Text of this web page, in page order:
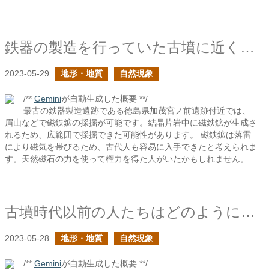
鉄器の製造を行っていた古墳に近くで天然磁石は採掘できるか？
2023-05-29 地形・地質 自然現象
/** Geminiが自動生成した概要 **/
最古の鉄器製造遺跡である徳島県加茂宮ノ前遺跡付近では、
眉山などで磁鉄鉱の採掘が可能です。結晶片岩中に磁鉄鉱が生成さ
れるため、広範囲で採掘できた可能性があります。 磁鉄鉱は落雷
により磁気を帯びるため、古代人も容易に入手できたと考えられま
す。天然磁石の力を使って権力を得た人がいたかもしれません。
古墳時代以前の人たちはどのようにして鉄鉱石を探したのだろう？
2023-05-28 地形・地質 自然現象
/** Geminiが自動生成した概要 **/